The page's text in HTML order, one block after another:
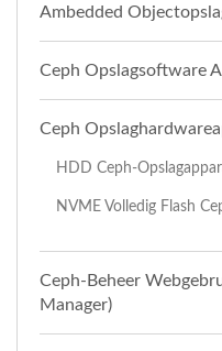
Ambedded
Ceph Opslagsoftware
Ceph
HDD Ceph-
NVME Volledig Flash
Ceph-Beheer
Manager)